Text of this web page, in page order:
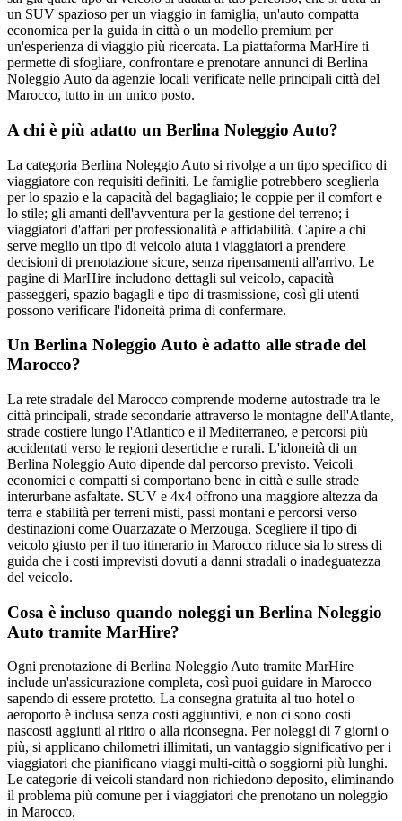
un SUV spazioso per un viaggio in famiglia, un'auto compatta
economica per la guida in città o un modello premium per
un'esperienza di viaggio più ricercata. La piattaforma MarHire ti
permette di sfogliare, confrontare e prenotare annunci di Berlina
Noleggio Auto da agenzie locali verificate nelle principali città del
Marocco, tutto in un unico posto.
A chi è più adatto un Berlina Noleggio Auto?
La categoria Berlina Noleggio Auto si rivolge a un tipo specifico di
viaggiatore con requisiti definiti. Le famiglie potrebbero sceglierla
per lo spazio e la capacità del bagagliaio; le coppie per il comfort e
lo stile; gli amanti dell'avventura per la gestione del terreno; i
viaggiatori d'affari per professionalità e affidabilità. Capire a chi
serve meglio un tipo di veicolo aiuta i viaggiatori a prendere
decisioni di prenotazione sicure, senza ripensamenti all'arrivo. Le
pagine di MarHire includono dettagli sul veicolo, capacità
passeggeri, spazio bagagli e tipo di trasmissione, così gli utenti
possono verificare l'idoneità prima di confermare.
Un Berlina Noleggio Auto è adatto alle strade del
Marocco?
La rete stradale del Marocco comprende moderne autostrade tra le
città principali, strade secondarie attraverso le montagne dell'Atlante,
strade costiere lungo l'Atlantico e il Mediterraneo, e percorsi più
accidentati verso le regioni desertiche e rurali. L'idoneità di un
Berlina Noleggio Auto dipende dal percorso previsto. Veicoli
economici e compatti si comportano bene in città e sulle strade
interurbane asfaltate. SUV e 4x4 offrono una maggiore altezza da
terra e stabilità per terreni misti, passi montani e percorsi verso
destinazioni come Ouarzazate o Merzouga. Scegliere il tipo di
veicolo giusto per il tuo itinerario in Marocco riduce sia lo stress di
guida che i costi imprevisti dovuti a danni stradali o inadeguatezza
del veicolo.
Cosa è incluso quando noleggi un Berlina Noleggio
Auto tramite MarHire?
Ogni prenotazione di Berlina Noleggio Auto tramite MarHire
include un'assicurazione completa, così puoi guidare in Marocco
sapendo di essere protetto. La consegna gratuita al tuo hotel o
aeroporto è inclusa senza costi aggiuntivi, e non ci sono costi
nascosti aggiunti al ritiro o alla riconsegna. Per noleggi di 7 giorni o
più, si applicano chilometri illimitati, un vantaggio significativo per i
viaggiatori che pianificano viaggi multi-città o soggiorni più lunghi.
Le categorie di veicoli standard non richiedono deposito, eliminando
il problema più comune per i viaggiatori che prenotano un noleggio
in Marocco.